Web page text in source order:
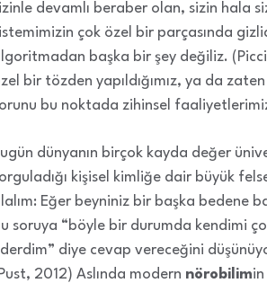
devamlı beraber olan, sizin hala
çok özel bir parçasında
başka bir şey değiliz.
bir tözden yapıldığımız, ya da
bu noktada zihinsel
dünyanın birçok kayda değer
kişisel kimliğe dair büyük
Eğer beyniniz bir başka bedene
soruya “böyle bir durumda kendimi
diye cevap vereceğini
2012) Aslında modern nörobilim